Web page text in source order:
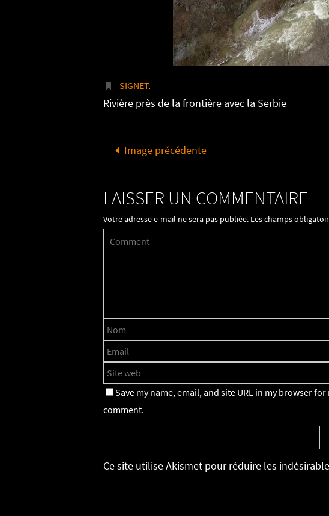
SIGNET.
Rivière près de la frontière avec la Serbie
Image précédente
LAISSER UN COMMENTAIRE
Votre adresse e-mail ne sera pas publiée. Les champs
Save my name, email, and site URL in my browser
comment.
Ce site utilise Akismet pour réduire les